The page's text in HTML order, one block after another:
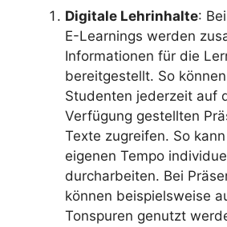
Digitale Lehrinhalte:
E-Learnings werden
Informationen für die
bereitgestellt. So
Studenten jederzeit auf
Verfügung gestellten
Texte zugreifen. So
eigenen Tempo
durcharbeiten. Bei
können beispielsweise
Tonspuren genutzt